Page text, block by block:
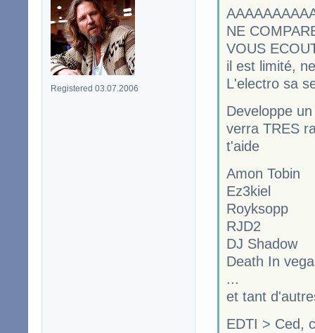
Registered 03.07.2006
NE
VOUS
il est limité,
L'electro sa
Developpe
verra TRES
t'aide
Amon Tobin
Ez3kiel
Royksopp
RJD2
DJ Shadow
Death In
...
et tant
EDTI > Ced,